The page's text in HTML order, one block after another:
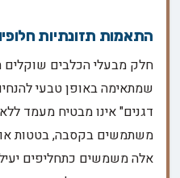
התאמות תזונתיות
חלק מבעלי הכלבים שוקלים
שמתאימה באופן טבעי
דגנים" אינו מבטיח מעמד
משתמשים בקסבה, בטטות או
אלה משמשים כתחליפים